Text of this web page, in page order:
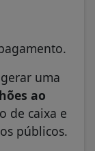
uma
ao
de caixa e
públicos.